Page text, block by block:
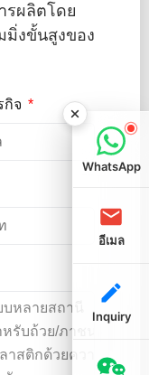
รผลิตโดย
มิ่งขั้นสูงของ
กิจ
WhatsApp
อีเมล
Inquiry